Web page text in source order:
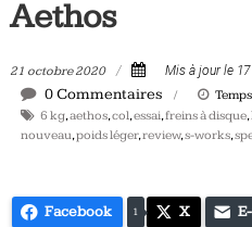
triathlon
Aethos
21 octobre 2020 Mis à jour le
0 Commentaires
6 kg,aethos,col,essai,freins à disque,
nouveau,poids léger,review,s-works,
Facebook 1 X